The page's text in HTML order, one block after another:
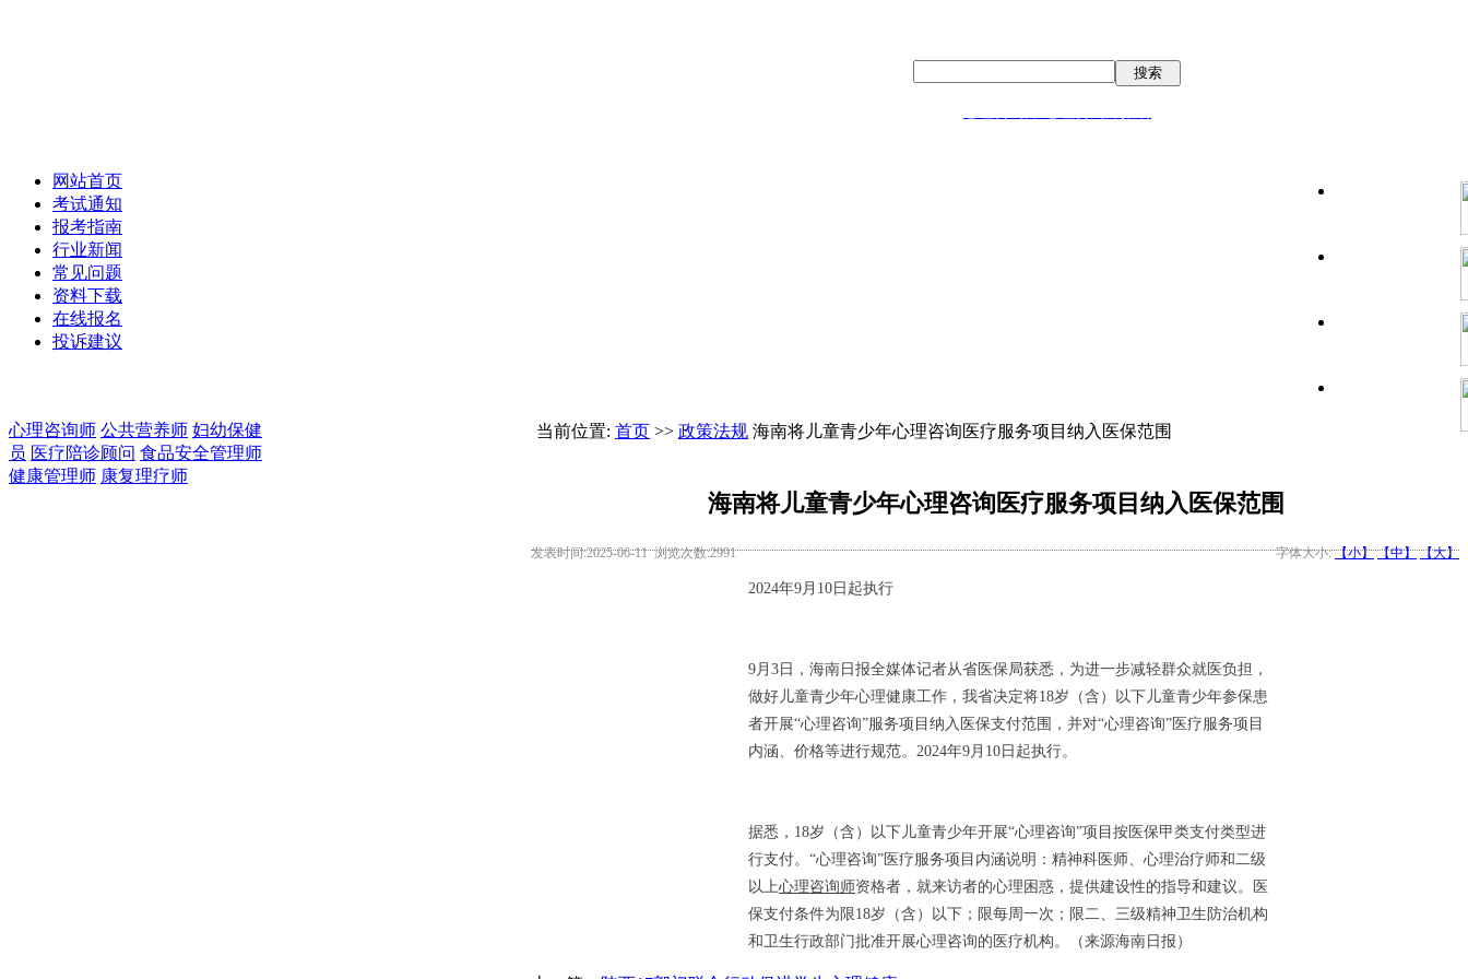
搜索
网站首页
考试通知
报考指南
行业新闻
常见问题
资料下载
在线报名
投诉建议
心理咨询师 公共营养师 妇幼保健
员 医疗陪诊顾问 食品安全管理师
健康管理师 康复理疗师
当前位置: 首页 >> 政策法规 海南将儿童青少年心理咨询医疗服务项目纳入医保范围
海南将儿童青少年心理咨询医疗服务项目纳入医保范围
发表时间:2025-06-11 浏览次数:2991 字体大小:【小】 【中】 【大】
2024年9月10日起执行
9月3日，海南日报全媒体记者从省医保局获悉，为进一步减轻群众就医负担，
做好儿童青少年心理健康工作，我省决定将18岁（含）以下儿童青少年参保患
者开展“心理咨询”服务项目纳入医保支付范围，并对“心理咨询”医疗服务项目
内涵、价格等进行规范。2024年9月10日起执行。
据悉，18岁（含）以下儿童青少年开展“心理咨询”项目按医保甲类支付类型进
行支付。“心理咨询”医疗服务项目内涵说明：精神科医师、心理治疗师和二级
以上心理咨询师资格者，就来访者的心理困惑，提供建设性的指导和建议。医
保支付条件为限18岁（含）以下；限每周一次；限二、三级精神卫生防治机构
和卫生行政部门批准开展心理咨询的医疗机构。（来源海南日报）